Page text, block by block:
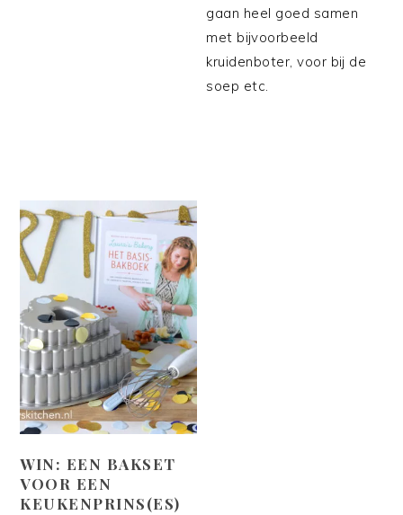
gaan heel goed samen
met bijvoorbeeld
kruidenboter, voor bij de
soep etc.
WIN: EEN BAKSET
VOOR EEN
KEUKENPRINS(ES)